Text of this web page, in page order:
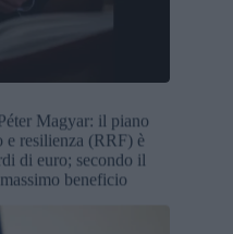
Magyar: il piano
e resilienza (RRF) è
di euro; secondo il
beneficio